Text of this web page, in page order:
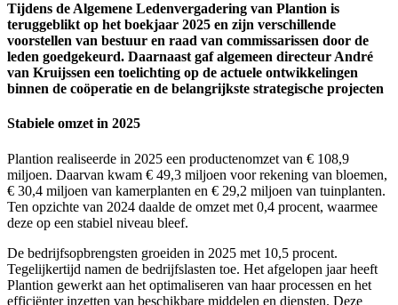
Tijdens de Algemene Ledenvergadering van Plantion is
teruggeblikt op het boekjaar 2025 en zijn verschillende
voorstellen van bestuur en raad van commissarissen door de
leden goedgekeurd. Daarnaast gaf algemeen directeur André
van Kruijssen een toelichting op de actuele ontwikkelingen
binnen de coöperatie en de belangrijkste strategische projecten
Stabiele omzet in 2025
Plantion realiseerde in 2025 een productenomzet van € 108,9
miljoen. Daarvan kwam € 49,3 miljoen voor rekening van bloemen,
€ 30,4 miljoen van kamerplanten en € 29,2 miljoen van tuinplanten.
Ten opzichte van 2024 daalde de omzet met 0,4 procent, waarmee
deze op een stabiel niveau bleef.
De bedrijfsopbrengsten groeiden in 2025 met 10,5 procent.
Tegelijkertijd namen de bedrijfslasten toe. Het afgelopen jaar heeft
Plantion gewerkt aan het optimaliseren van haar processen en het
efficiënter inzetten van beschikbare middelen en diensten. Deze